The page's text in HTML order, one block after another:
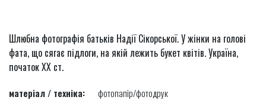
Шлюбна фотографія батьків Надії Сікорської. У жінки на голові
фата, що сягає підлоги, на якій лежить букет квітів. Україна,
початок ХХ ст.
матеріал / техніка: фотопапір/фотодрук